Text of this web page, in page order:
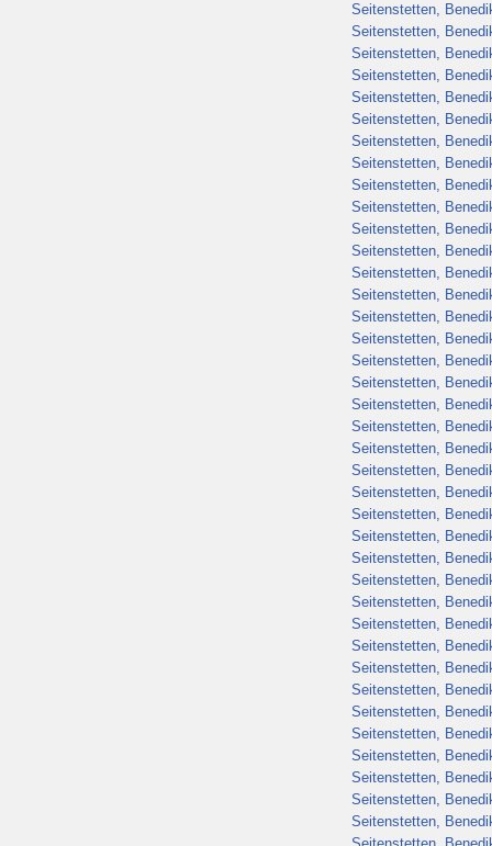
Seitenstetten,
Seitenstetten,
Seitenstetten,
Seitenstetten,
Seitenstetten,
Seitenstetten,
Seitenstetten,
Seitenstetten,
Seitenstetten,
Seitenstetten,
Seitenstetten,
Seitenstetten,
Seitenstetten,
Seitenstetten,
Seitenstetten,
Seitenstetten,
Seitenstetten,
Seitenstetten,
Seitenstetten,
Seitenstetten,
Seitenstetten,
Seitenstetten,
Seitenstetten,
Seitenstetten,
Seitenstetten,
Seitenstetten,
Seitenstetten,
Seitenstetten,
Seitenstetten,
Seitenstetten,
Seitenstetten,
Seitenstetten,
Seitenstetten,
Seitenstetten,
Seitenstetten,
Seitenstetten,
Seitenstetten,
Seitenstetten,